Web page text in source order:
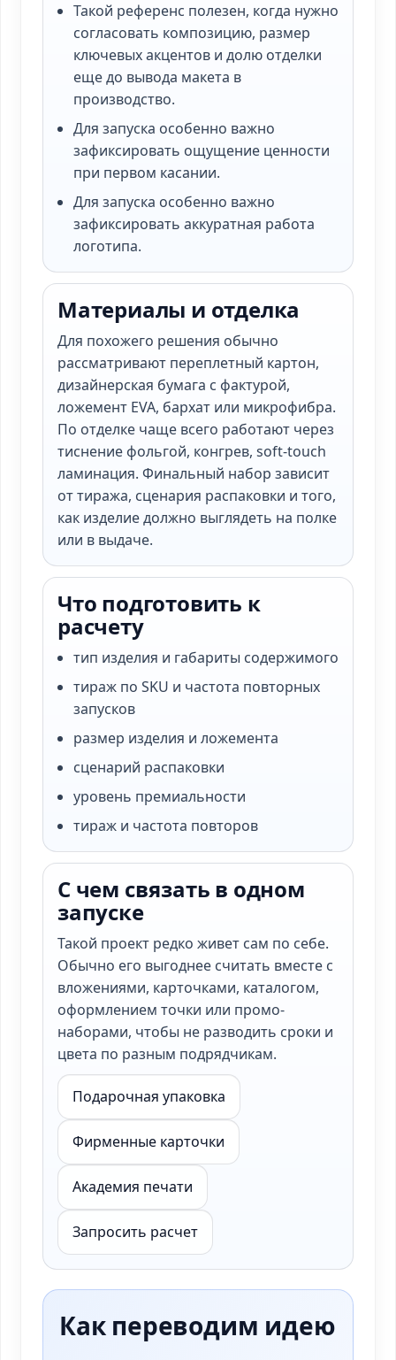
Такой референс полезен, когда нужно
согласовать композицию, размер
ключевых акцентов и долю отделки
еще до вывода макета в
производство.
Для запуска особенно важно
зафиксировать ощущение ценности
при первом касании.
Для запуска особенно важно
зафиксировать аккуратная работа
логотипа.
Материалы и отделка
Для похожего решения обычно
рассматривают переплетный картон,
дизайнерская бумага с фактурой,
ложемент EVA, бархат или микрофибра.
По отделке чаще всего работают через
тиснение фольгой, конгрев, soft-touch
ламинация. Финальный набор зависит
от тиража, сценария распаковки и того,
как изделие должно выглядеть на полке
или в выдаче.
Что подготовить к
расчету
тип изделия и габариты содержимого
тираж по SKU и частота повторных
запусков
размер изделия и ложемента
сценарий распаковки
уровень премиальности
тираж и частота повторов
С чем связать в одном
запуске
Такой проект редко живет сам по себе.
Обычно его выгоднее считать вместе с
вложениями, карточками, каталогом,
оформлением точки или промо-
наборами, чтобы не разводить сроки и
цвета по разным подрядчикам.
Подарочная упаковка
Фирменные карточки
Академия печати
Запросить расчет
Как переводим идею